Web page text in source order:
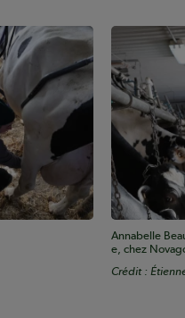
Annabelle
e, chez
Crédit :